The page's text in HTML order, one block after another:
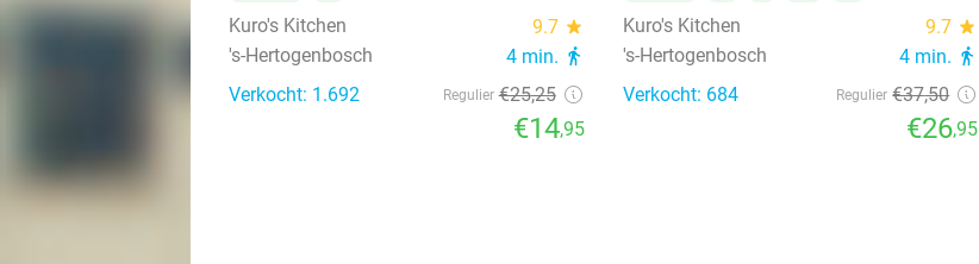
Kuro's Kitchen
9.7 star
's-Hertogenbosch 4 min. directions_walk
Verkocht: 1.692 Regulier €25,25
€14,95
Kuro's Kitchen
9.7 star
's-Hertogenbosch 4 min. directions_walk
Verkocht: 684 Regulier €37,50
€26,95